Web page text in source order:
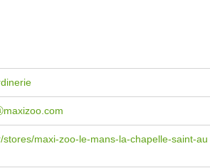
stores/maxi-zoo-le-mans-la-chapelle-saint-au